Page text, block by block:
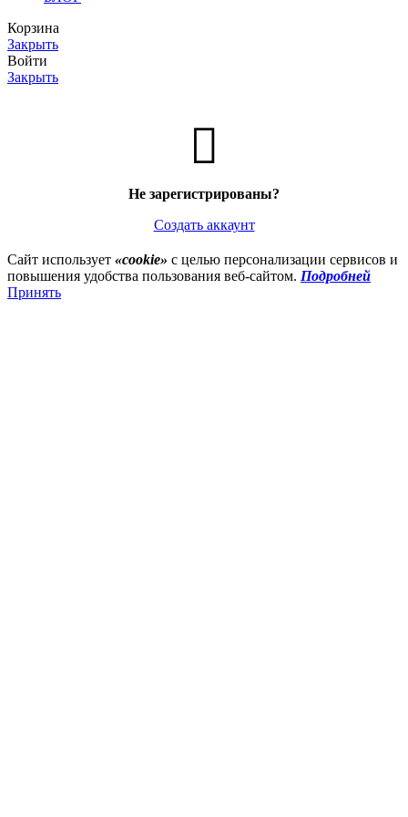
Корзина
Закрыть
Войти
Закрыть
Не зарегистрированы?
Создать аккаунт
Сайт использует «cookie» с целью персонализации сервисов и
повышения удобства пользования веб-сайтом. Подробней
Принять